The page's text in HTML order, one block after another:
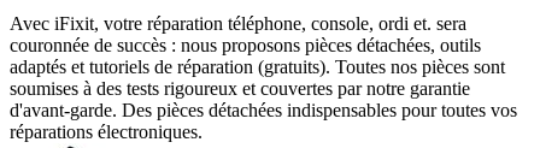
Avec iFixit, votre réparation téléphone, console, ordi et. sera
couronnée de succès : nous proposons pièces détachées, outils
adaptés et tutoriels de réparation (gratuits). Toutes nos pièces sont
soumises à des tests rigoureux et couvertes par notre garantie
d'avant-garde. Des pièces détachées indispensables pour toutes vos
réparations électroniques.